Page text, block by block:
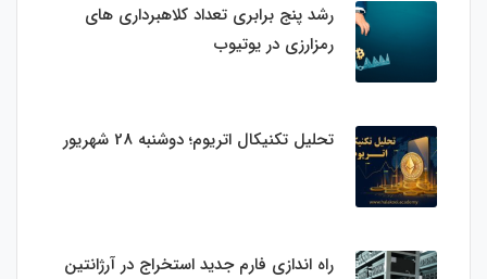
رشد پنج برابری تعداد کلاهبرداری های
رمزارزی در یوتیوب
تحلیل تکنیکال اتریوم؛ دوشنبه 28 شهریور
راه اندازی فارم جدید استخراج در آرژانتین